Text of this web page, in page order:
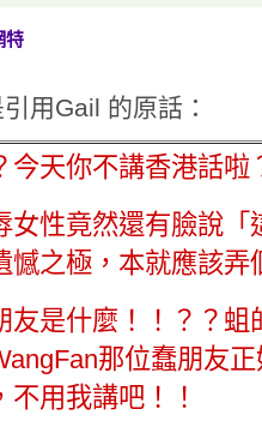
特
用Gail 的原話：
今天你不講香港話啦
女性竟然還有臉說
憾之極，本就應該弄
友是什麼！！？？
那位蠢朋友
不用我講吧！！